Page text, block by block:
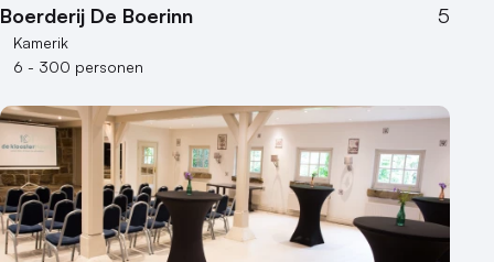
Boerderij De Boerinn 5
Kamerik
6 - 300 personen